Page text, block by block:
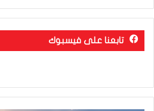
تابعنا على فيسبوك